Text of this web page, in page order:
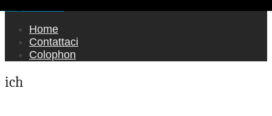
Home
Contattaci
Colophon
ich